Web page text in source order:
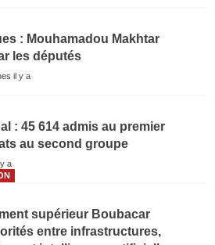
: Mouhamadou Makhtar
les députés
il y a
: 45 614 admis au premier
au second groupe
a
supérieur Boubacar
entre infrastructures,